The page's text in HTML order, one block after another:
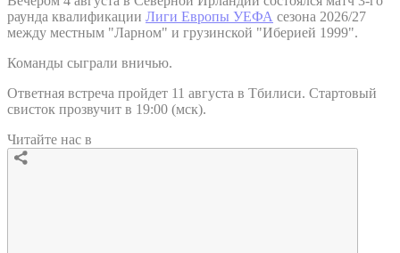
раунда квалификации Лиги Европы УЕФА сезона 2026/27
между местным "Ларном" и грузинской "Иберией 1999".
Команды сыграли вничью.
Ответная встреча пройдет 11 августа в Тбилиси. Стартовый
свисток прозвучит в 19:00 (мск).
Читайте нас в